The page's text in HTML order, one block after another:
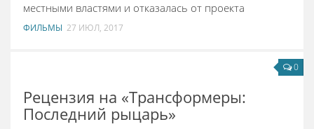
местными властями и отказалась от проекта
ФИЛЬМЫ 27 ИЮЛ, 2017
0
Рецензия на «Трансформеры:
Последний рыцарь»